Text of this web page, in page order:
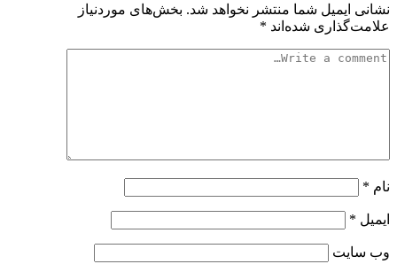
نشانی ایمیل شما منتشر نخواهد شد. بخش‌های موردنیاز
علامت‌گذاری شده‌اند *
نام *
ایمیل *
وب‌ سایت